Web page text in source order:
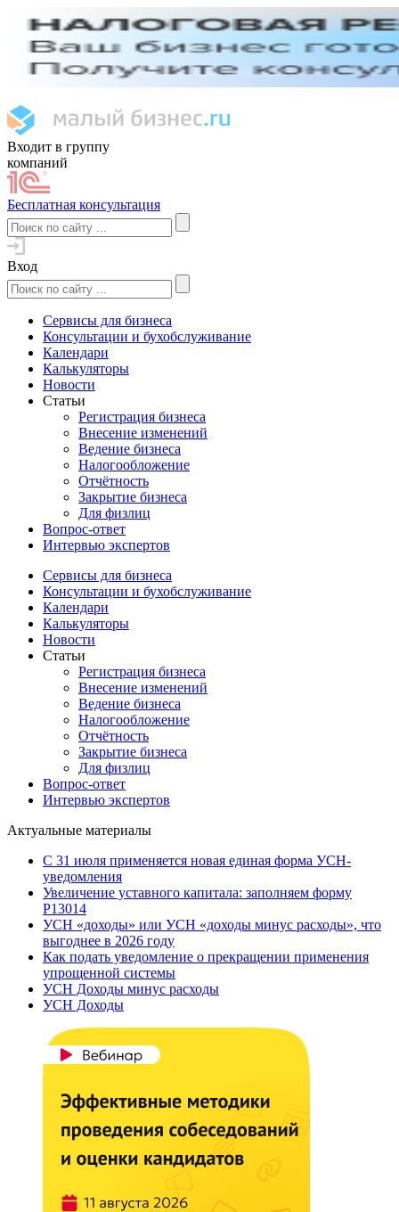
Входит в группу
компаний
Бесплатная консультация
Вход
Сервисы для бизнеса
Консультации и бухобслуживание
Календари
Калькуляторы
Новости
Статьи
Регистрация бизнеса
Внесение изменений
Ведение бизнеса
Налогообложение
Отчётность
Закрытие бизнеса
Для физлиц
Вопрос-ответ
Интервью экспертов
Сервисы для бизнеса
Консультации и бухобслуживание
Календари
Калькуляторы
Новости
Статьи
Регистрация бизнеса
Внесение изменений
Ведение бизнеса
Налогообложение
Отчётность
Закрытие бизнеса
Для физлиц
Вопрос-ответ
Интервью экспертов
Актуальные материалы
С 31 июля применяется новая единая форма УСН-
уведомления
Увеличение уставного капитала: заполняем форму
Р13014
УСН «доходы» или УСН «доходы минус расходы», что
выгоднее в 2026 году
Как подать уведомление о прекращении применения
упрощенной системы
УСН Доходы минус расходы
УСН Доходы